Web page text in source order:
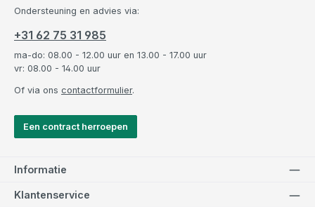
Ondersteuning en advies via:
+31 62 75 31 985
ma-do: 08.00 - 12.00 uur en 13.00 - 17.00 uur
vr: 08.00 - 14.00 uur
Of via ons contactformulier.
Een contract herroepen
Informatie
Klantenservice